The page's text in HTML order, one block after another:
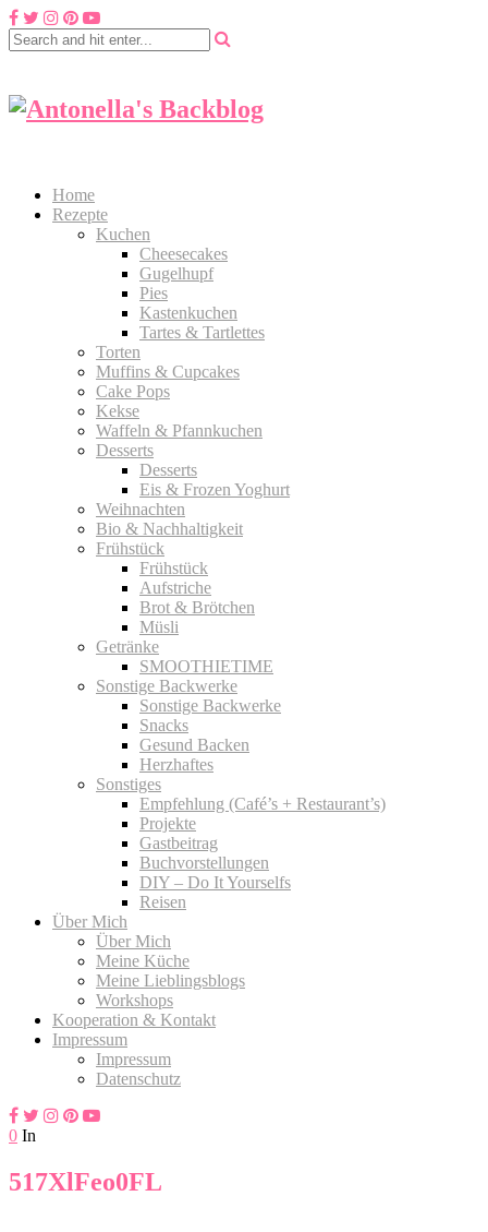
Home
Rezepte
Kuchen
Cheesecakes
Gugelhupf
Pies
Kastenkuchen
Tartes & Tartlettes
Torten
Muffins & Cupcakes
Cake Pops
Kekse
Waffeln & Pfannkuchen
Desserts
Desserts
Eis & Frozen Yoghurt
Weihnachten
Bio & Nachhaltigkeit
Frühstück
Frühstück
Aufstriche
Brot & Brötchen
Müsli
Getränke
SMOOTHIETIME
Sonstige Backwerke
Sonstige Backwerke
Snacks
Gesund Backen
Herzhaftes
Sonstiges
Empfehlung (Café’s + Restaurant’s)
Projekte
Gastbeitrag
Buchvorstellungen
DIY – Do It Yourselfs
Reisen
Über Mich
Über Mich
Meine Küche
Meine Lieblingsblogs
Workshops
Kooperation & Kontakt
Impressum
Impressum
Datenschutz
0 In
517XlFeo0FL